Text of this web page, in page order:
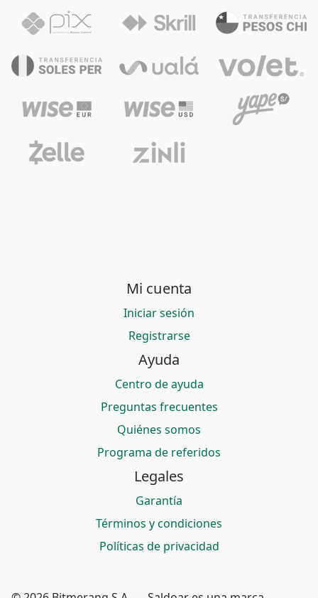
Mi cuenta
Iniciar sesión
Registrarse
Ayuda
Centro de ayuda
Preguntas frecuentes
Quiénes somos
Programa de referidos
Legales
Garantía
Términos y condiciones
Políticas de privacidad